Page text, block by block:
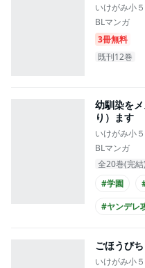
いけがみ小５
BLマンガ
3冊無料
既刊12巻
幼馴染を
り）ます
いけがみ小５
BLマンガ
全20巻(完結)
#学園
#ヤンデレ
#幼なじみ
ごほうび
いけがみ小５